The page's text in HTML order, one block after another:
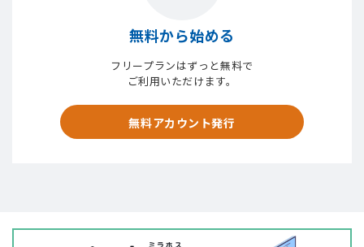
無料から始める
フリープランはずっと無料で
ご利用いただけます。
無料アカウント発行